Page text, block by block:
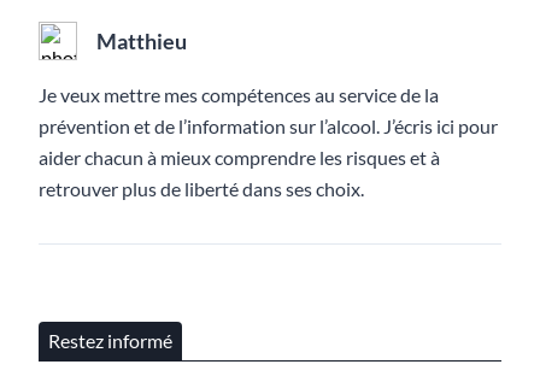
Matthieu
Je veux mettre mes compétences au service de la
prévention et de l’information sur l’alcool. J’écris ici pour
aider chacun à mieux comprendre les risques et à
retrouver plus de liberté dans ses choix.
Restez informé